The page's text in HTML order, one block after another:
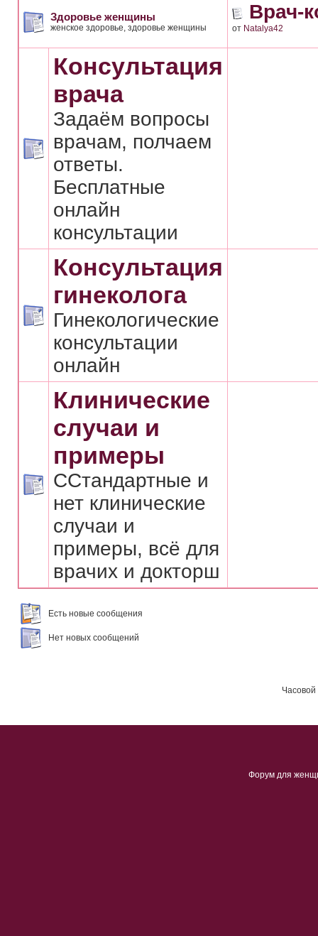
Здоровье женщины
женское здоровье, здоровье женщины
Врач-
от Natalya42
Консультация
врача
Задаём вопросы
врачам, полчаем
ответы.
Бесплатные
онлайн
консультации
Консультация
гинеколога
Гинекологические
консультации
онлайн
Клинические
случаи и
примеры
ССтандартные и
нет клинические
случаи и
примеры, всё для
врачих и докторш
Есть новые сообщения
Нет новых сообщений
Форум для